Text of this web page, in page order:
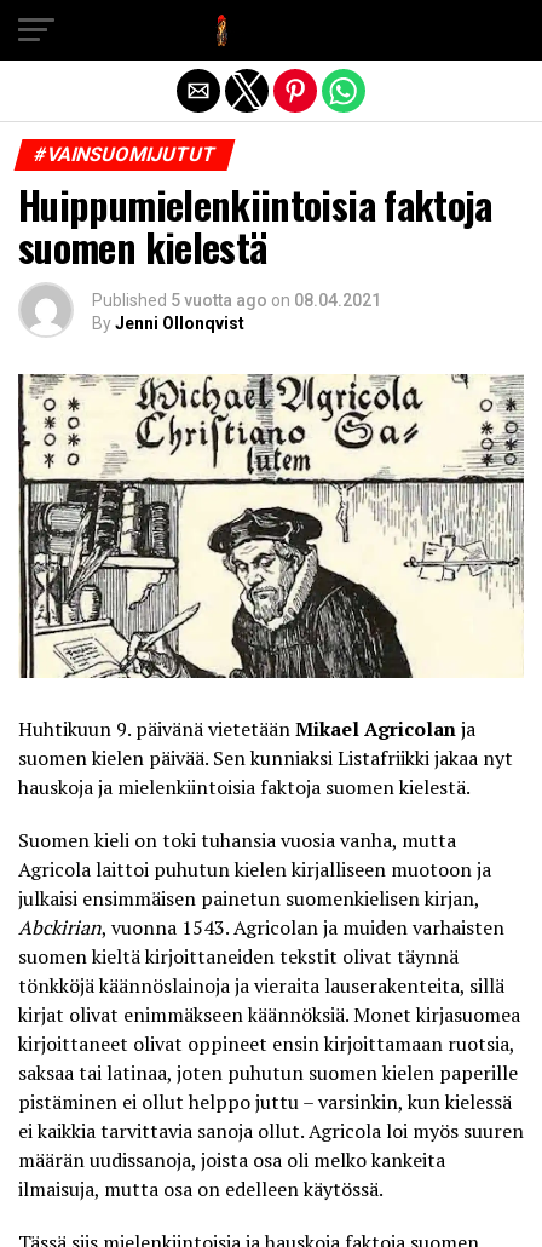
#VAINSUOMIJUTUT
Huippumielenkiintoisia faktoja
suomen kielestä
Published 5 vuotta ago on 08.04.2021
ByJenni Ollonqvist
Huhtikuun 9. päivänä vietetäänMikael Agricolanja
suomen kielen päivää. Sen kunniaksiListafriikkijakaa nyt
hauskoja ja mielenkiintoisia faktoja suomen kielestä.
Suomen kieli on toki tuhansia vuosia vanha, mutta
Agricola laittoi puhutun kielen kirjalliseen muotoon ja
julkaisi ensimmäisen painetun suomenkielisen kirjan,
Abckirian, vuonna 1543. Agricolan ja muiden varhaisten
suomen kieltä kirjoittaneiden tekstit olivat täynnä
tönkköjä käännöslainoja ja vieraita lauserakenteita, sillä
kirjat olivat enimmäkseen käännöksiä. Monet kirjasuomea
kirjoittaneet olivat oppineet ensin kirjoittamaan ruotsia,
saksaa tai latinaa, joten puhutun suomen kielen paperille
pistäminen ei ollut helppo juttu – varsinkin, kun kielessä
ei kaikkia tarvittavia sanoja ollut. Agricola loi myös suuren
määrän uudissanoja, joista osa oli melko kankeita
ilmaisuja, mutta osa on edelleen käytössä.
Exit mobile version